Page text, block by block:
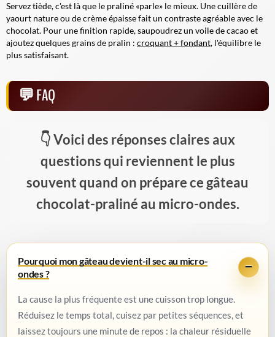
Servez tiède, c'est là que le praliné «parle» le mieux. Une cuillère de
yaourt nature ou de crème épaisse fait un contraste agréable avec le
chocolat. Pour une finition rapide, saupoudrez un voile de cacao et
ajoutez quelques grains de pralin : croquant + fondant, l'équilibre le
plus satisfaisant.
FAQ
Voici des réponses claires aux
questions qui reviennent le plus
souvent quand on prépare ce gâteau
chocolat-praliné au micro-ondes.
Pourquoi mon gâteau devient-il sec au micro-
ondes ?
La cause la plus fréquente est une cuisson trop longue.
Réduisez le temps total, cuisez par petites séquences, et
laissez toujours une minute de repos : la chaleur résiduelle